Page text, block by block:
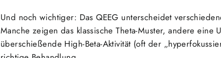
Und noch wichtiger: Das QEEG unterscheidet
Manche zeigen das klassische Theta-Muster, andere
überschießende High-Beta-Aktivität (oft der